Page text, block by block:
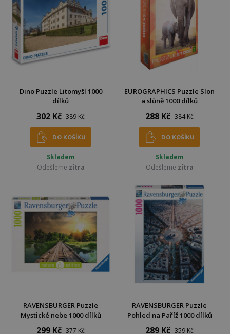
Dino Puzzle Litomyšl 1000
dílků
302 Kč 389 Kč
DO KOŠÍKU
Skladem
Odešleme zítra
EUROGRAPHICS Puzzle Slon
a slůně 1000 dílků
288 Kč 384 Kč
DO KOŠÍKU
Skladem
Odešleme zítra
RAVENSBURGER Puzzle
Mystické nebe 1000 dílků
299 Kč 377 Kč
RAVENSBURGER Puzzle
Pohled na Paříž 1000 dílků
289 Kč 359 Kč